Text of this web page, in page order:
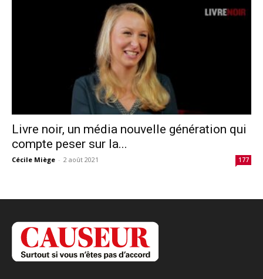
Livre noir, un média nouvelle génération qui
compte peser sur la...
Cécile Miège - 2 août 2021 177